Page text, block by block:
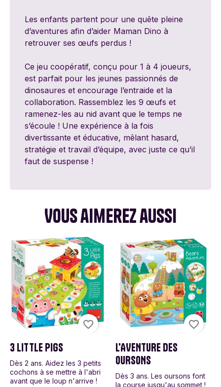
Les enfants partent pour une quête pleine
d’aventures afin d’aider Maman Dino à
retrouver ses œufs perdus !
Ce jeu coopératif, conçu pour 1 à 4 joueurs,
est parfait pour les jeunes passionnés de
dinosaures et encourage l’entraide et la
collaboration. Rassemblez les 9 œufs et
ramenez-les au nid avant que le temps ne
s’écoule ! Une expérience à la fois
divertissante et éducative, mêlant hasard,
stratégie et travail d’équipe, avec juste ce qu’il
faut de suspense !
Vous aimerez aussi
3 LITTLE PIGS
Dès 2 ans. Aidez les 3 petits
cochons à se mettre à l'abri
avant que le loup n'arrive !
favorite_border
L'AVENTURE DES
OURSONS
Dès 3 ans. Les oursons font
la course jusqu'au sommet !
favorite_border